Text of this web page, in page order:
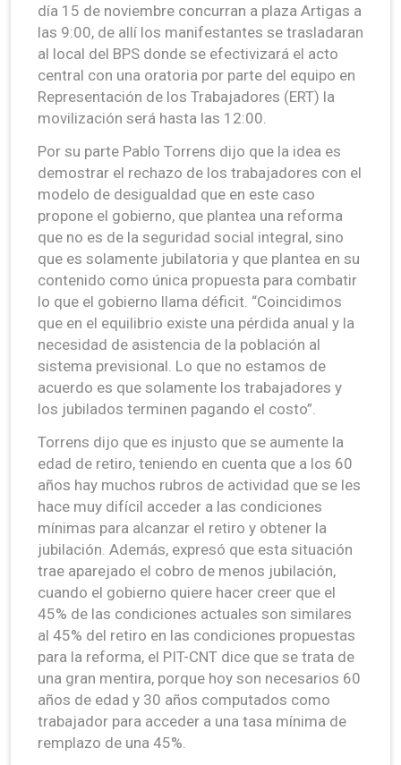
día 15 de noviembre concurran a plaza Artigas a
las 9:00, de allí los manifestantes se trasladaran
al local del BPS donde se efectivizará el acto
central con una oratoria por parte del equipo en
Representación de los Trabajadores (ERT) la
movilización será hasta las 12:00.
Por su parte Pablo Torrens dijo que la idea es
demostrar el rechazo de los trabajadores con el
modelo de desigualdad que en este caso
propone el gobierno, que plantea una reforma
que no es de la seguridad social integral, sino
que es solamente jubilatoria y que plantea en su
contenido como única propuesta para combatir
lo que el gobierno llama déficit. “Coincidimos
que en el equilibrio existe una pérdida anual y la
necesidad de asistencia de la población al
sistema previsional. Lo que no estamos de
acuerdo es que solamente los trabajadores y
los jubilados terminen pagando el costo”.
Torrens dijo que es injusto que se aumente la
edad de retiro, teniendo en cuenta que a los 60
años hay muchos rubros de actividad que se les
hace muy difícil acceder a las condiciones
mínimas para alcanzar el retiro y obtener la
jubilación. Además, expresó que esta situación
trae aparejado el cobro de menos jubilación,
cuando el gobierno quiere hacer creer que el
45% de las condiciones actuales son similares
al 45% del retiro en las condiciones propuestas
para la reforma, el PIT-CNT dice que se trata de
una gran mentira, porque hoy son necesarios 60
años de edad y 30 años computados como
trabajador para acceder a una tasa mínima de
remplazo de una 45%.